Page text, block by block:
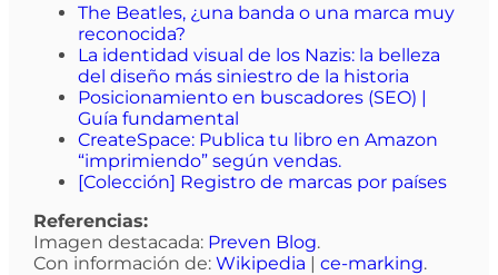
The Beatles, ¿una banda o una marca muy
reconocida?
La identidad visual de los Nazis: la belleza
del diseño más siniestro de la historia
Posicionamiento en buscadores (SEO) |
Guía fundamental
CreateSpace: Publica tu libro en Amazon
“imprimiendo” según vendas.
[Colección] Registro de marcas por países
Referencias:
Imagen destacada: Preven Blog.
Con información de: Wikipedia | ce-marking.